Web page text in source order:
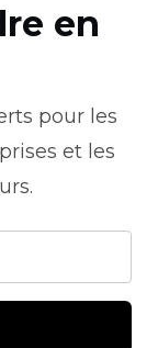
en
pour les
et les